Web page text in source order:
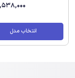
انتخاب مدل